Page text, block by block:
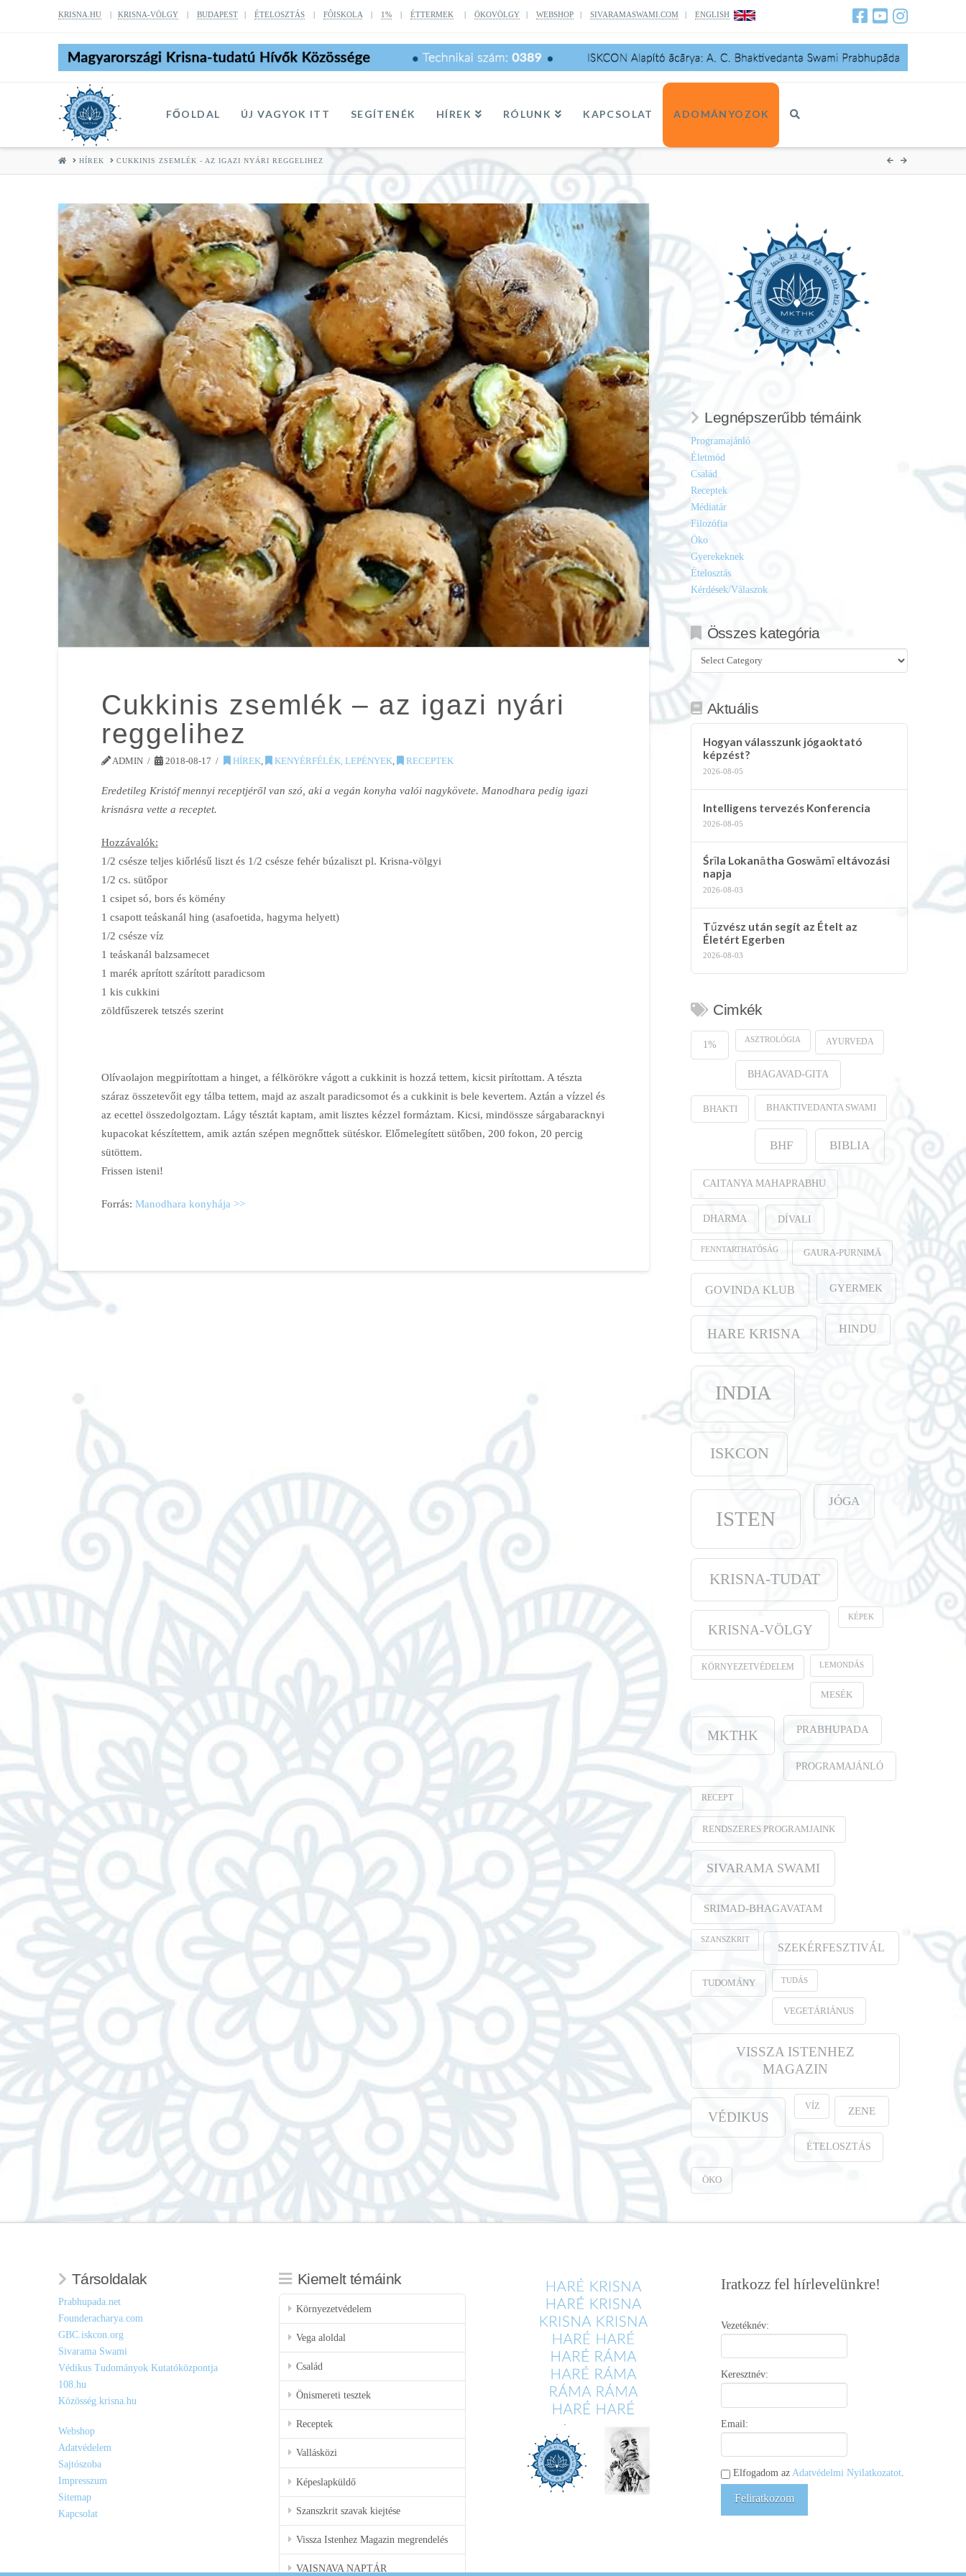
KRISNA.HU| KRISNA-VÖLGY| BUDAPEST| ÉTELOSZTÁS| FÔISKOLA| 1%| ÉTTERMEK | ÖKOVÖLGY| WEBSHOP| SIVARAMASWAMI.COM| ENGLISH
FŐOLDAL ÚJ VAGYOK ITT SEGÍTENÉK HÍREK RÓLUNK KAPCSOLAT ADOMÁNYOZOK
HOMEHÍREK CUKKINIS ZSEMLÉK - AZ IGAZI NYÁRI REGGELIHEZ
Cukkinis zsemlék – az igazi nyári
reggelihez
ADMIN 2018-08-17 HÍREK, KENYÉRFÉLÉK, LEPÉNYEK, RECEPTEK
Eredetileg Kristóf mennyi receptjéről van szó, aki a vegán konyha valói nagykövete. Manodhara pedig igazi
krisnásra vette a receptet.
Hozzávalók:
1/2 csésze teljes kiőrlésű liszt és 1/2 csésze fehér búzaliszt pl. Krisna-völgyi
1/2 cs. sütőpor
1 csipet só, bors és kömény
1 csapott teáskanál hing (asafoetida, hagyma helyett)
1/2 csésze víz
1 teáskanál balzsamecet
1 marék aprított szárított paradicsom
1 kis cukkini
zöldfűszerek tetszés szerint
Olívaolajon megpirítottam a hinget, a félkörökre vágott a cukkinit is hozzá tettem, kicsit pirítottam. A tészta
száraz összetevőit egy tálba tettem, majd az aszalt paradicsomot és a cukkinit is bele kevertem. Aztán a vízzel és
az ecettel összedolgoztam. Lágy tésztát kaptam, amit lisztes kézzel formáztam. Kicsi, mindössze sárgabaracknyi
kupacokat készítettem, amik aztán szépen megnőttek sütéskor. Előmelegített sütőben, 200 fokon, 20 percig
sütöttem.
Frissen isteni!
Forrás: Manodhara konyhája >>
Legnépszerűbb témáink
Programajánló
Életmód
Család
Receptek
Médiatár
Filozófia
Öko
Gyerekeknek
Ételosztás
Kérdések/Válaszok
Összes kategória
Összes
kategória
Aktuális
Hogyan válasszunk jógaoktató
képzést?
2026-08-05
Intelligens tervezés Konferencia
2026-08-05
Śrīla Lokanātha Goswāmī eltávozási
napja
2026-08-03
Tűzvész után segít az Ételt az
Életért Egerben
2026-08-03
Cimkék
1% ASZTROLÓGIA AYURVEDA
BHAGAVAD-GITA
BHAKTI BHAKTIVEDANTA SWAMI
BHF BIBLIA
CAITANYA MAHAPRABHU
DHARMA DÍVALI
FENNTARTHATÓSÁG GAURA-PURṆIMĀ
GOVINDA KLUB GYERMEK
HARE KRISNA HINDU
INDIA
ISKCON
ISTEN
JÓGA
KRISNA-TUDAT
KRISNA-VÖLGY
KÉPEK
KÖRNYEZETVÉDELEM LEMONDÁS
MESÉK
MKTHK PRABHUPADA
PROGRAMAJÁNLÓ
RECEPT
RENDSZERES PROGRAMJAINK
SIVARAMA SWAMI
SRIMAD-BHAGAVATAM
SZANSZKRIT
SZEKÉRFESZTIVÁL
TUDOMÁNY TUDÁS
VEGETÁRIÁNUS
VISSZA ISTENHEZ
MAGAZIN
VÉDIKUS
VÍZ ZENE
ÉTELOSZTÁS
ÖKO
Társoldalak
Prabhupada.net
Founderacharya.com
GBC.iskcon.org
Sivarama Swami
Védikus Tudományok Kutatóközpontja
108.hu
Közösség.krisna.hu
Webshop
Adatvédelem
Sajtószoba
Impresszum
Sitemap
Kapcsolat
Kiemelt témáink
Környezetvédelem
Vega aloldal
Család
Önismereti tesztek
Receptek
Vallásközi
Képeslapküldő
Szanszkrit szavak kiejtése
Vissza Istenhez Magazin megrendelés
VAISNAVA NAPTÁR
Iratkozz fel hírlevelünkre!
Vezetéknév:
Keresztnév:
Email:
Elfogadom azAdatvédelmi Nyilatkozatot.
Feliratkozom